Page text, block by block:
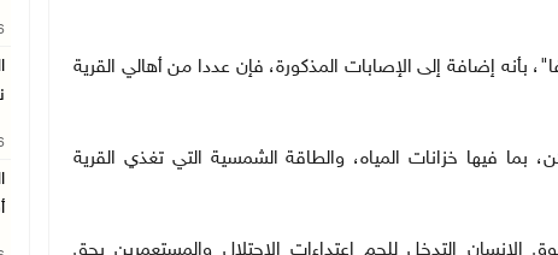
بأنه إضافة إلى الإصابات المذكورة، فإن عددا من أهالي القرية
فيها خزانات المياه، والطاقة الشمسية التي تغذي القرية